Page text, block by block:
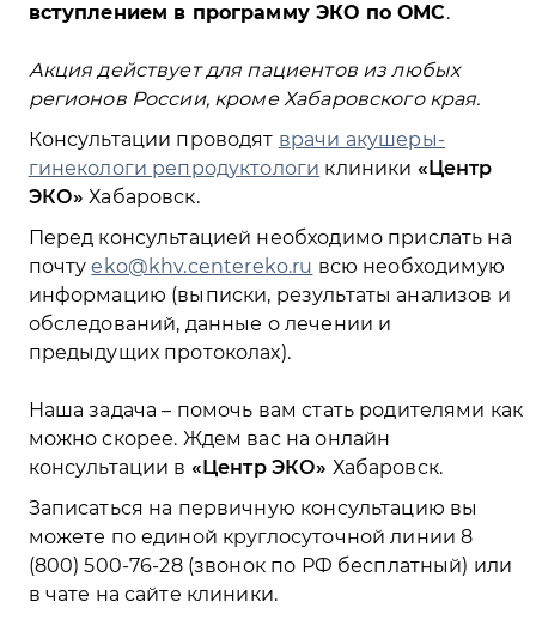
вступлением в программу ЭКО по ОМС.
Акция действует для пациентов из любых
регионов России, кроме Хабаровского края.
Консультации проводят врачи акушеры-
гинекологи репродуктологи клиники
Центр
ЭКО
Хабаровск.
Перед консультацией необходимо прислать на
почтуeko@khv.centereko.ru всю необходимую
информацию (выписки, результаты анализов и
обследований, данные о лечении и
предыдущих протоколах).
Наша задача – помочь вам стать родителями как
можно скорее. Ждем вас на онлайн
консультации в
Центр ЭКО
Хабаровск.
Записаться на первичную консультацию вы
можете по единой круглосуточной линии 8
(800) 500-76-28 (звонок по РФ бесплатный) или
в чате на сайте клиники.